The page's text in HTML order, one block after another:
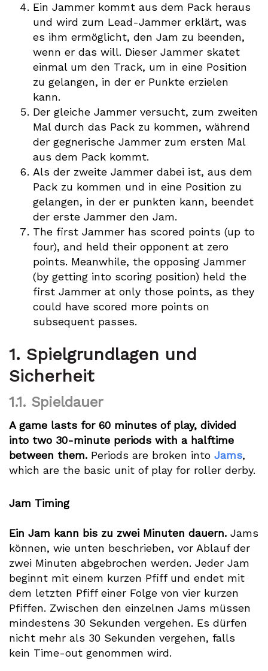
Ein Jammer kommt aus dem Pack heraus
und wird zum Lead-Jammer erklärt, was
es ihm ermöglicht, den Jam zu beenden,
wenn er das will. Dieser Jammer skatet
einmal um den Track, um in eine Position
zu gelangen, in der er Punkte erzielen
kann.
Der gleiche Jammer versucht, zum zweiten
Mal durch das Pack zu kommen, während
der gegnerische Jammer zum ersten Mal
aus dem Pack kommt.
Als der zweite Jammer dabei ist, aus dem
Pack zu kommen und in eine Position zu
gelangen, in der er punkten kann, beendet
der erste Jammer den Jam.
The first Jammer has scored points (up to
four), and held their opponent at zero
points. Meanwhile, the opposing Jammer
(by getting into scoring position) held the
first Jammer at only those points, as they
could have scored more points on
subsequent passes.
1. Spielgrundlagen und
Sicherheit
1.1. Spieldauer
A game lasts for 60 minutes of play, divided
into two 30-minute periods with a halftime
between them. Periods are broken into Jams,
which are the basic unit of play for roller derby.
Jam Timing
Ein Jam kann bis zu zwei Minuten dauern. Jams
können, wie unten beschrieben, vor Ablauf der
zwei Minuten abgebrochen werden. Jeder Jam
beginnt mit einem kurzen Pfiff und endet mit
dem letzten Pfiff einer Folge von vier kurzen
Pfiffen. Zwischen den einzelnen Jams müssen
mindestens 30 Sekunden vergehen. Es dürfen
nicht mehr als 30 Sekunden vergehen, falls
kein Time-out genommen wird.